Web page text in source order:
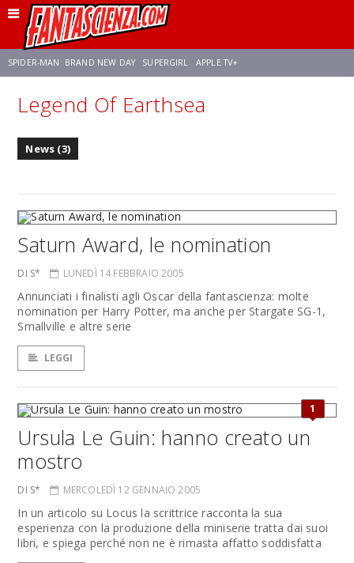
SPIDER-MAN: BRAND NEW DAY SUPERGIRL APPLE TV+
FRANCO RICCIARDIELLO ZENDAYA AVENGERS: DOOMSDAY
Legend Of Earthsea
News (3)
Saturn Award, le nomination
DI S* LUNEDÌ 14 FEBBRAIO 2005
Annunciati i finalisti agli Oscar della fantascienza: molte
nomination per Harry Potter, ma anche per Stargate SG-1,
Smallville e altre serie
LEGGI
1
Ursula Le Guin: hanno creato un
mostro
DI S* MERCOLEDÌ 12 GENNAIO 2005
In un articolo su Locus la scrittrice racconta la sua
esperienza con la produzione della miniserie tratta dai suoi
libri, e spiega perché non ne è rimasta affatto soddisfatta